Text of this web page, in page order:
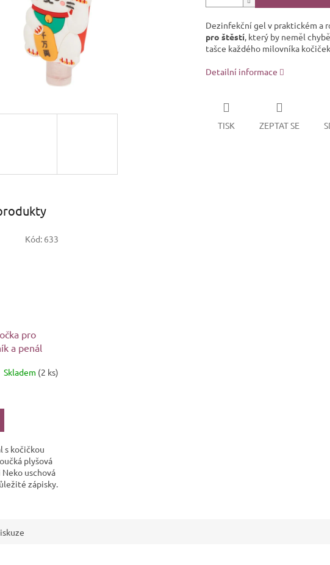
Dezinfekční gel v praktickém a
pro štěstí, který by neměl
tašce každého milovníka
Detailní informace
TISK ZEPTAT SE
pro
a penál
Skladem (2 ks)
s kočičkou
plyšová
uschová
zápisky.
Kód: 633